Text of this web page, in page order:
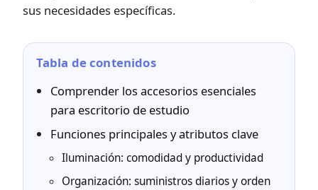
sus necesidades específicas.
Tabla de contenidos
Comprender los accesorios esenciales
para escritorio de estudio
Funciones principales y atributos clave
Iluminación: comodidad y productividad
Organización: suministros diarios y orden